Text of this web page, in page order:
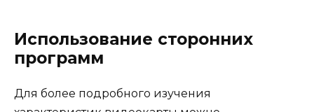
Использование сторонних
программ
Для более подробного изучения